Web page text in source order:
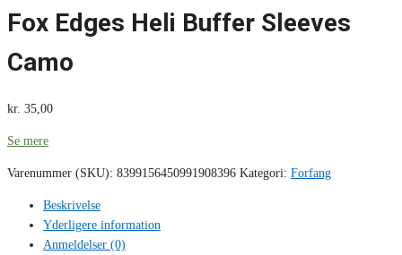
Fox Edges Heli Buffer Sleeves
Camo
kr. 35,00
Se mere
Varenummer (SKU): 8399156450991908396 Kategori: Forfang
Beskrivelse
Yderligere information
Anmeldelser (0)